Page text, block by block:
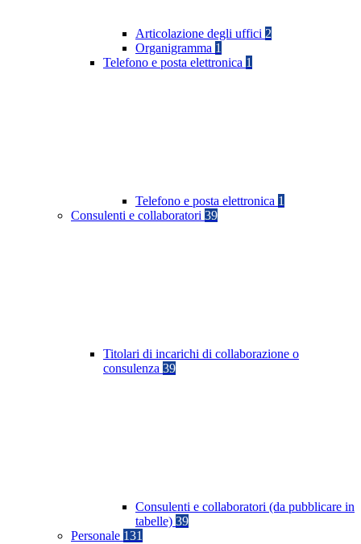
Articolazione degli uffici 2
Organigramma 1
Telefono e posta elettronica 1
Telefono e posta elettronica 1
Consulenti e collaboratori 39
Titolari di incarichi di collaborazione o
consulenza 39
Consulenti e collaboratori (da pubblicare in
tabelle) 39
Personale 131